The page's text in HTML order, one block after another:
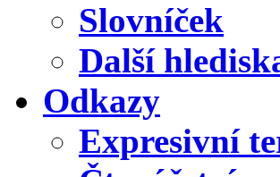
Slovníček
Další
Odkazy
Expresivní